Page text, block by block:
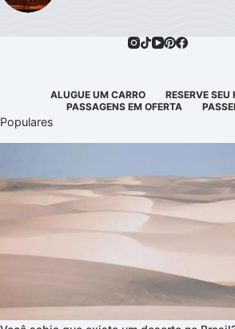
ALUGUE UM CARRO
RESERVE SEU
PASSAGENS EM OFERTA
Populares